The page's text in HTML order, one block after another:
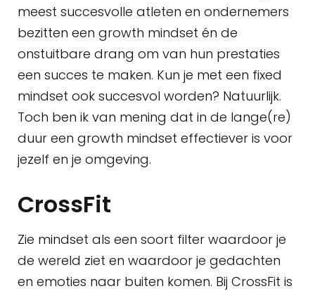
meest succesvolle atleten en ondernemers
bezitten een growth mindset én de
onstuitbare drang om van hun prestaties
een succes te maken. Kun je met een fixed
mindset ook succesvol worden? Natuurlijk.
Toch ben ik van mening dat in de lange(re)
duur een growth mindset effectiever is voor
jezelf en je omgeving.
CrossFit
Zie mindset als een soort filter waardoor je
de wereld ziet en waardoor je gedachten
en emoties naar buiten komen. Bij CrossFit is